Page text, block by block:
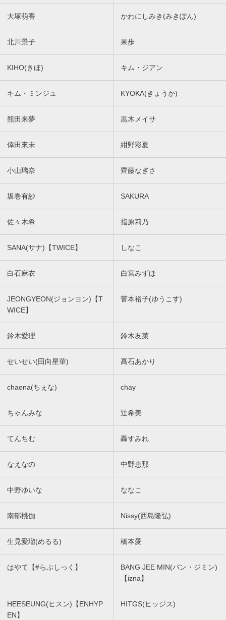
大塚萌香 かわにしみき(みきぽん)
北川景子 果歩
KIHO(きほ) キム・ジアン
キム・ミンジュ KYOKA(きょうか)
熊田来夢 黒木メイサ
倖田來未 紺野彩夏
小山璃奈 齊藤なぎさ
坂巻有紗 SAKURA
佐々木希 指原莉乃
SANA(サナ)【TWICE】 しなこ
白石麻衣 白宮みずほ
JEONGYEON(ジョンヨン)【T
WICE】
菅本裕子(ゆうこす)
鈴木愛理 鈴木友菜
せいせい(田向星華) 髙石あかり
chaena(ちぇな) chay
ちゃんみな 辻希美
てんちむ 轟すみれ
なえなの 中野恵那
中野ゆいな ななこ
南部桃伽 Nissy(西島隆弘)
生見愛瑠(めるる) 橋本愛
はやて【#らぶしっく】
BANG JEE MIN(バン・ジミン)
【izna】
HEESEUNG(ヒスン)【ENHYP
EN】
HITGS(ヒッジス)